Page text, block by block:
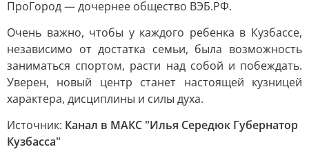
ПроГород — дочернее общество ВЭБ.РФ.
Очень важно, чтобы у каждого ребенка в Кузбассе,
независимо от достатка семьи, была возможность
заниматься спортом, расти над собой и побеждать.
Уверен, новый центр станет настоящей кузницей
характера, дисциплины и силы духа.
Источник: Канал в МАКС "Илья Середюк Губернатор
Кузбасса"